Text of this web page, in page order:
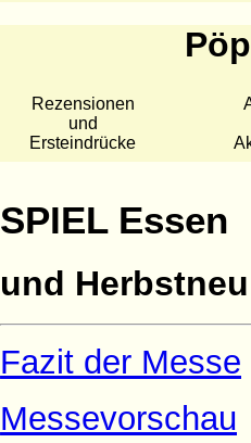
Rezensionen
und
Ersteindrücke
SPIEL Essen
und
Fazit der Messe
Messevorschau